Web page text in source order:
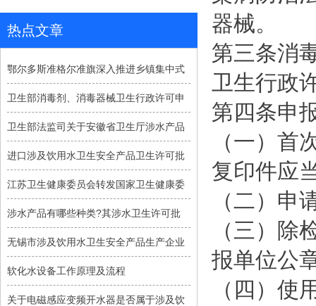
热点文章
鄂尔多斯准格尔准旗深入推进乡镇集中式
卫生部消毒剂、消毒器械卫生行政许可申
卫生部法监司关于安徽省卫生厅涉水产品
进口涉及饮用水卫生安全产品卫生许可批
江苏卫生健康委员会转发国家卫生健康委
涉水产品有哪些种类?其涉水卫生许可批
无锡市涉及饮用水卫生安全产品生产企业
软化水设备工作原理及流程
关于电磁感应变频开水器是否属于涉及饮
器械。
第三条消
卫生行政
第四条申
（一）首
复印件应
（二）
（三）
报单位公
（四）